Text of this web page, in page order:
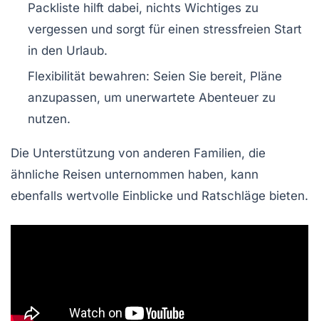
Packliste hilft dabei, nichts Wichtiges zu
vergessen und sorgt für einen stressfreien Start
in den Urlaub.
Flexibilität bewahren: Seien Sie bereit, Pläne
anzupassen, um unerwartete Abenteuer zu
nutzen.
Die Unterstützung von anderen Familien, die
ähnliche Reisen unternommen haben, kann
ebenfalls wertvolle Einblicke und Ratschläge bieten.